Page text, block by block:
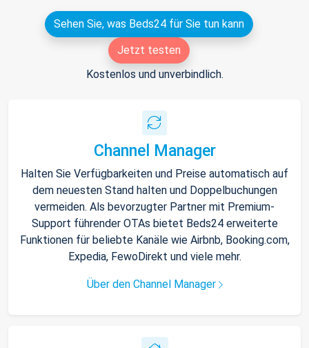
Sehen Sie, was Beds24 für Sie tun kann
Jetzt testen
Kostenlos und unverbindlich.
Channel Manager
Halten Sie Verfügbarkeiten und Preise automatisch auf
dem neuesten Stand halten und Doppelbuchungen
vermeiden. Als bevorzugter Partner mit Premium-
Support führender OTAs bietet Beds24 erweiterte
Funktionen für beliebte Kanäle wie Airbnb, Booking.com,
Expedia, FewoDirekt und viele mehr.
Über den Channel Manager